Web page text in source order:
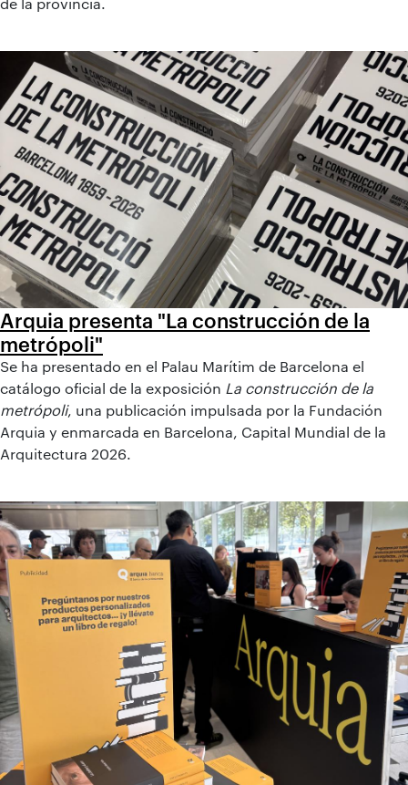
Arquia presenta "La construcción de la
metrópoli"
Se ha presentado en el Palau Marítim de Barcelona el
catálogo oficial de la exposición La construcción de la
metrópoli, una publicación impulsada por la Fundación
Arquia y enmarcada en Barcelona, Capital Mundial de la
Arquitectura 2026.